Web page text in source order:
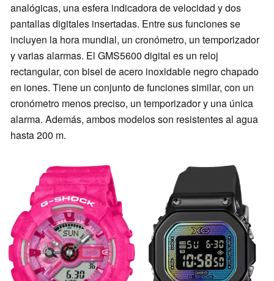
analógicas, una esfera indicadora de velocidad y dos
pantallas digitales insertadas. Entre sus funciones se
incluyen la hora mundial, un cronómetro, un temporizador
y varias alarmas. El GMS5600 digital es un reloj
rectangular, con bisel de acero inoxidable negro chapado
en iones. Tiene un conjunto de funciones similar, con un
cronómetro menos preciso, un temporizador y una única
alarma. Además, ambos modelos son resistentes al agua
hasta 200 m.